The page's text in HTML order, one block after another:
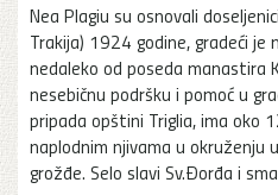
Nea Plagiu su osnovali
Trakija) 1924 godine, gradeći je
nedaleko od poseda manastira
nesebičnu podršku i pomoć u
pripada opštini Triglia, ima oko
naplodnim njivama u okruženju
grožđe. Selo slavi Sv.Đorđa i